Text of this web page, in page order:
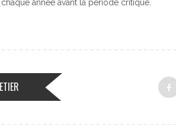
année avant la période critique.